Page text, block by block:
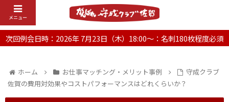
次回例会日時：2026年 7月23日（木）18:00～：名刺180枚程度必須
ホーム お仕事マッチング・メリット事例
守成クラブ
佐賀の費用対効果やコストパフォーマンスはどれくらいか？
メニュー